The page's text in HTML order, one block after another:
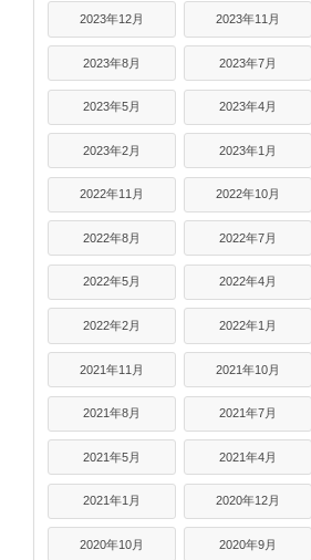
2023年12月 2023年11月
2023年8月 2023年7月
2023年5月 2023年4月
2023年2月 2023年1月
2022年11月 2022年10月
2022年8月 2022年7月
2022年5月 2022年4月
2022年2月 2022年1月
2021年11月 2021年10月
2021年8月 2021年7月
2021年5月 2021年4月
2021年1月 2020年12月
2020年10月 2020年9月